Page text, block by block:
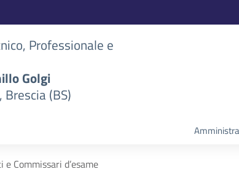
Professionale e
Golgi
(BS)
Commissari d’esame